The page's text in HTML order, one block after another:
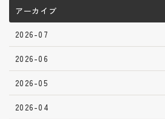
アーカイブ
2026-07
2026-06
2026-05
2026-04